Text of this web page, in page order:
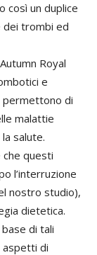
così un duplice
dei trombi ed
Royal
e
permettono di
malattie
salute.
questi
l’interruzione
nostro studio),
dietetica.
di tali
aspetti di